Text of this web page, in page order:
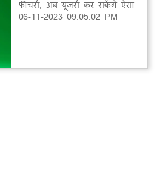
फीचर्स, अब यूजर्स कर सकेंगे ऐसा
06-11-2023 09:05:02 PM